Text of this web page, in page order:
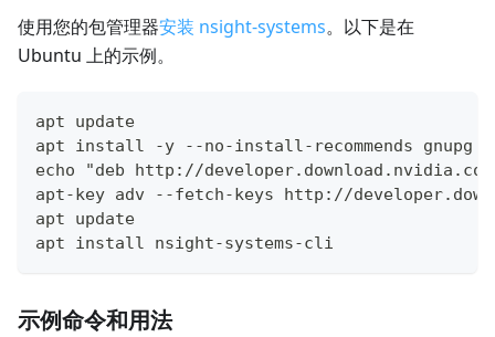
使用您的包管理器安装 nsight-systems。以下是在
Ubuntu 上的示例。
apt update
apt install -y --no-install-recommends gnupg
echo "deb http://
apt-key adv --fetch-keys http://
apt update
apt install nsight-systems-cli
示例命令和用法